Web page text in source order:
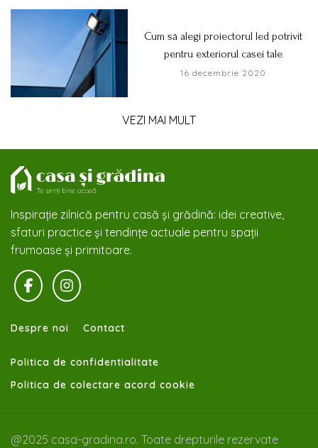
Cum să alegi proiectorul led potrivit
pentru exteriorul casei tale
16 decembrie 2020
VEZI MAI MULT
Inspirație zilnică pentru casă și grădină: idei creative,
sfaturi practice și tendințe actuale pentru spații
frumoase și primitoare.
Despre noi Contact
Politica de confidentialitate
Politica de colectare acord cookie
@2025 casa-gradina.ro. Toate drepturile rezervate